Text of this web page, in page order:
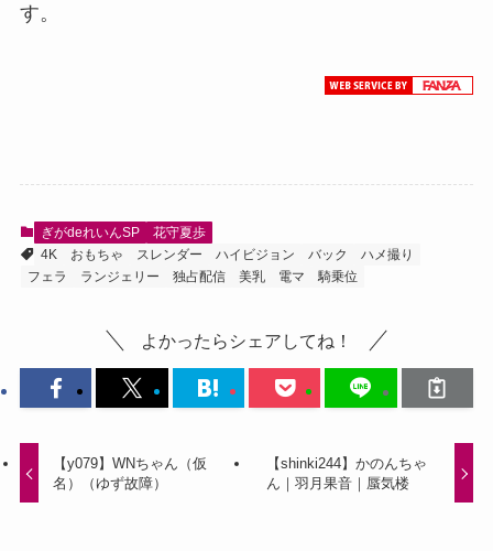
す。
ぎがdeれいんSP
花守夏歩
4K
おもちゃ スレンダー ハイビジョン バック
ハメ撮り
フェラ
ランジェリー 独占配信 美乳 電マ 騎乗位
よかったらシェアしてね！
【y079】WNちゃん（仮
名）（ゆず故障）
【shinki244】かのんちゃ
ん｜羽月果音｜蜃気楼